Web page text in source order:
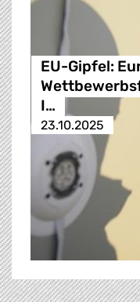
EU-Gipfel:
I…
23.10.2025